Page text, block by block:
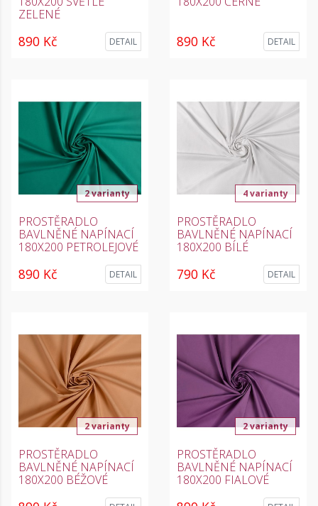
ZELENÉ
890 Kč DETAIL 890 Kč DETAIL
2 varianty
PROSTĚRADLO
BAVLNĚNÉ NAPÍNACÍ
180X200 PETROLEJOVÉ
890 Kč DETAIL
4 varianty
PROSTĚRADLO
BAVLNĚNÉ NAPÍNACÍ
180X200 BÍLÉ
790 Kč DETAIL
2 varianty
PROSTĚRADLO
BAVLNĚNÉ NAPÍNACÍ
180X200 BÉŽOVÉ
2 varianty
PROSTĚRADLO
BAVLNĚNÉ NAPÍNACÍ
180X200 FIALOVÉ